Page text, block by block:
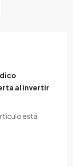
al invertir
está